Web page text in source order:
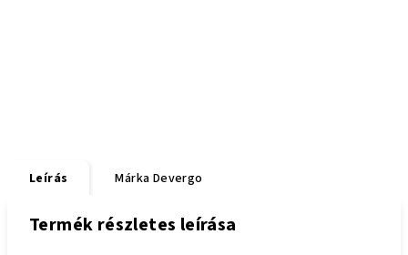
Leírás Márka Devergo
Termék részletes leírása